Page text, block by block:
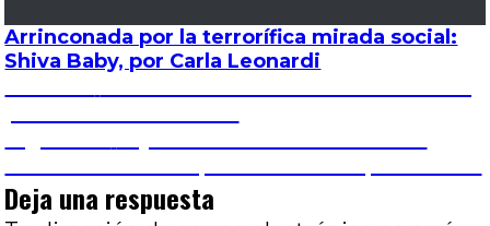
Arrinconada por la terrorífica mirada social:
Shiva Baby, por Carla Leonardi
Navegación
de
entradas
Deja una respuesta